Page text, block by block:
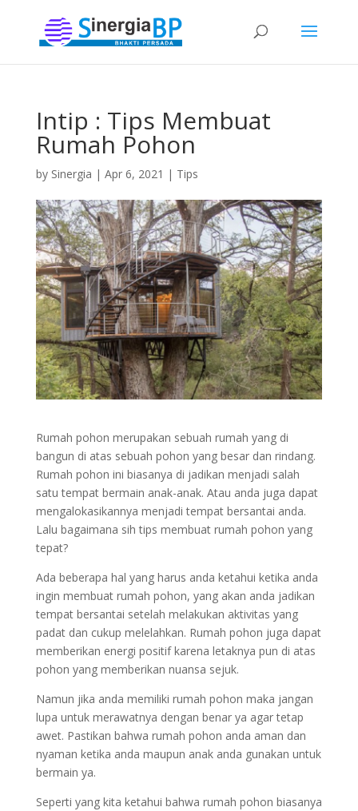
Intip : Tips Membuat
Rumah Pohon
by Sinergia | Apr 6, 2021 | Tips
Rumah pohon merupakan sebuah rumah yang di
bangun di atas sebuah pohon yang besar dan rindang.
Rumah pohon ini biasanya di jadikan menjadi salah
satu tempat bermain anak-anak. Atau anda juga dapat
mengalokasikannya menjadi tempat bersantai anda.
Lalu bagaimana sih tips membuat rumah pohon yang
tepat?
Ada beberapa hal yang harus anda ketahui ketika anda
ingin membuat rumah pohon, yang akan anda jadikan
tempat bersantai setelah melakukan aktivitas yang
padat dan cukup melelahkan. Rumah pohon juga dapat
memberikan energi positif karena letaknya pun di atas
pohon yang memberikan nuansa sejuk.
Namun jika anda memiliki rumah pohon maka jangan
lupa untuk merawatnya dengan benar ya agar tetap
awet. Pastikan bahwa rumah pohon anda aman dan
nyaman ketika anda maupun anak anda gunakan untuk
bermain ya.
Seperti yang kita ketahui bahwa rumah pohon biasanya